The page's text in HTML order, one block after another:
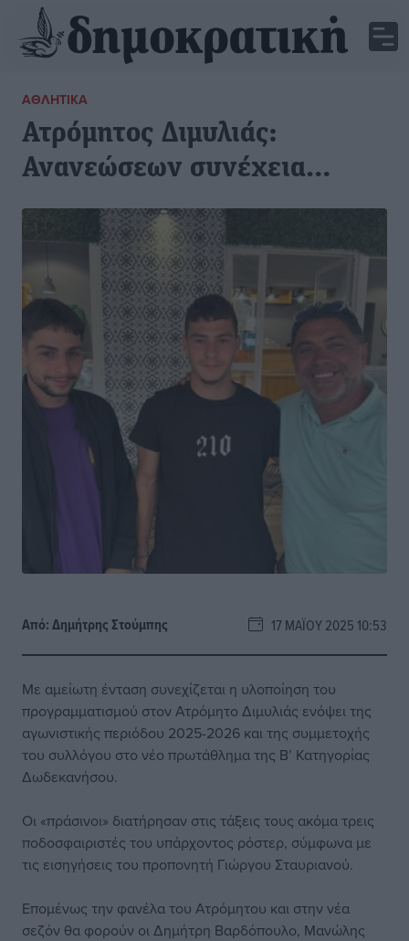
ΑΘΛΗΤΙΚΆ
Ατρόμητος Διμυλιάς:
Ανανεώσεων συνέχεια…
Από:Δημήτρης Στούμπης 17 ΜΑΪ́ΟΥ 2025 10:53
Με αμείωτη ένταση συνεχίζεται η υλοποίηση του
προγραμματισμού στον Ατρόμητο Διμυλιάς ενόψει της
αγωνιστικής περιόδου 2025-2026 και της συμμετοχής
του συλλόγου στο νέο πρωτάθλημα της Β’ Κατηγορίας
Δωδεκανήσου.
Οι «πράσινοι» διατήρησαν στις τάξεις τους ακόμα τρεις
ποδοσφαιριστές του υπάρχοντος ρόστερ, σύμφωνα με
τις εισηγήσεις του προπονητή Γιώργου Σταυριανού.
Επομένως την φανέλα του Ατρόμητου και στην νέα
σεζόν θα φορούν οι Δημήτρη Βαρδόπουλο, Μανώλης